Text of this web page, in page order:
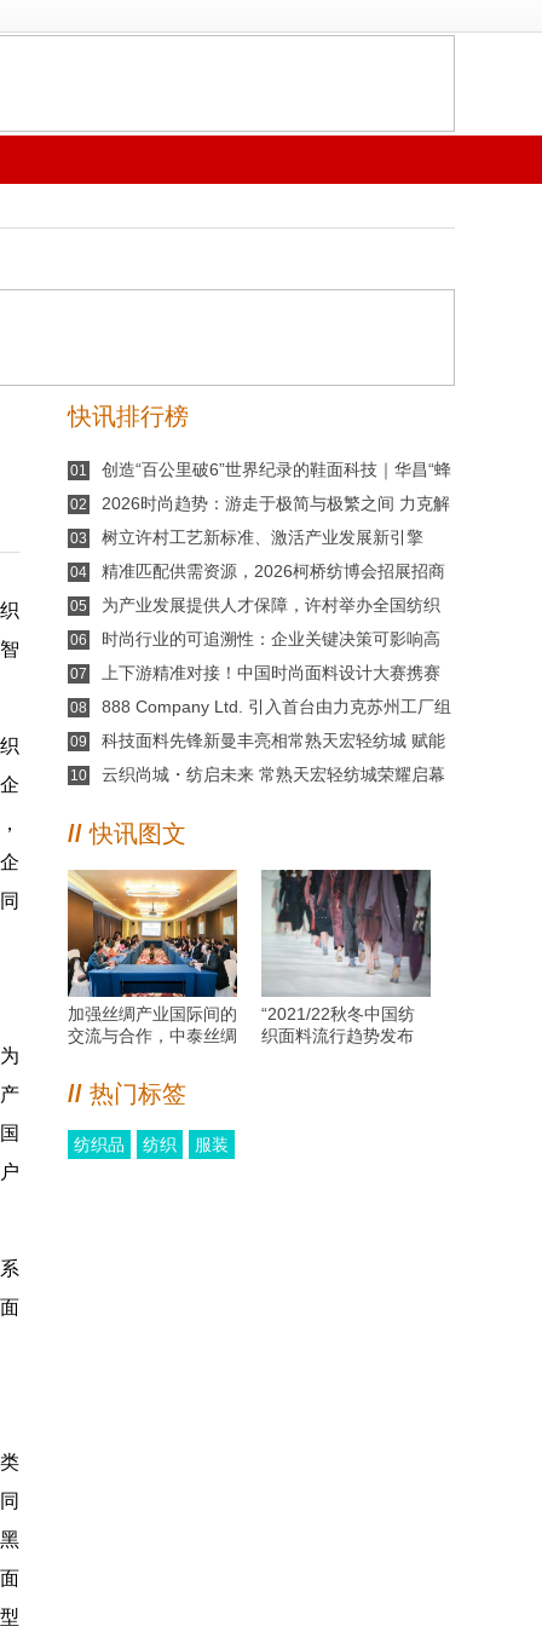
快讯排行榜
01
创造“百公里破6”世界纪录的鞋面科技｜华昌“蜂
鸟翼网纱”定义极致轻量
02
2026时尚趋势：游走于极简与极繁之间 力克解
读价值与反差并存的夏季风尚
03
树立许村工艺新标准、激活产业发展新引擎
——纺织行业服装制版师/缝纫工（服装制作工）职
业技能竞赛许村选拔赛圆满收官！
04
精准匹配供需资源，2026柯桥纺博会招展招商
对接会即将举行！
05
为产业发展提供人才保障，许村举办全国纺织
行业服装制版师/缝纫工职业技能竞赛选拔赛
06
时尚行业的可追溯性：企业关键决策可影响高
达77%的碳足迹
07
上下游精准对接！中国时尚面料设计大赛携赛
得利走进太平鸟、FMG共探绿色面料创新开发
08
888 Company Ltd. 引入首台由力克苏州工厂组
装的 Vector Fashion iQ80， 持续提升裁剪产能
09
科技面料先锋新曼丰亮相常熟天宏轻纺城 赋能
常熟成衣产业升级
10 云织尚城・纺启未来 常熟天宏轻纺城荣耀启幕
// 快讯图文
加强丝绸产业国际间的
交流与合作，中泰丝绸
办！
“2021/22秋冬中国纺
织面料流行趋势发布
// 热门标签
纺织品 纺织 服装